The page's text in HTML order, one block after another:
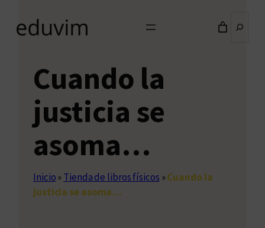
Cuando la
justicia se
asoma…
Inicio»Tienda de libros físicos »Cuando la
justicia se asoma…